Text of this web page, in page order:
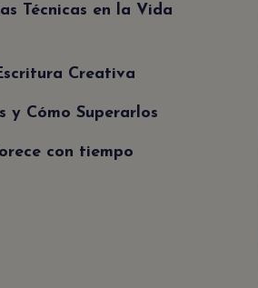
Técnicas en la Vida
Creativa
y Cómo Superarlos
con tiempo